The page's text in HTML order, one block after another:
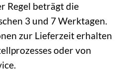
Regel beträgt die
3 und 7 Werktagen.
zur Lieferzeit erhalten
oder von